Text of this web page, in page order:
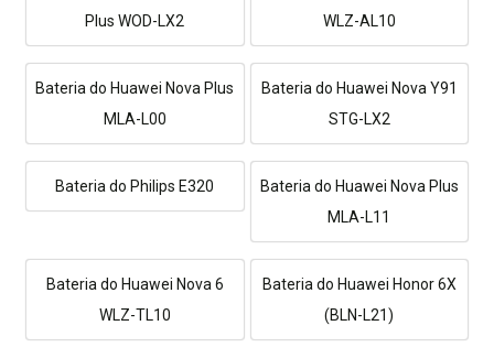
Plus WOD-LX2
WLZ-AL10
Bateria do Huawei Nova Plus
MLA-L00
Bateria do Huawei Nova Y91
STG-LX2
Bateria do Philips E320
Bateria do Huawei Nova Plus
MLA-L11
Bateria do Huawei Nova 6
WLZ-TL10
Bateria do Huawei Honor 6X
(BLN-L21)